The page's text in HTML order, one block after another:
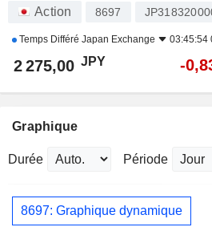
Action 8697
Temps Différé Japan Exchange 03:45:54
2 275,00 JPY -
Graphique
Durée Période
8697: Graphique dynamique